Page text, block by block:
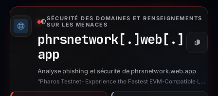
SÉCURITÉ DES DOMAINES ET RENSEIGNEMENTS
SUR LES MENACES
phrsnetwork[.] web[.]
app
Copier
Analyse phishing et sécurité de phrsnetwork.web.app
“Pharos Testnet- Experience the Fastest EVM-Compatible Layer 1 for Real-World ...”